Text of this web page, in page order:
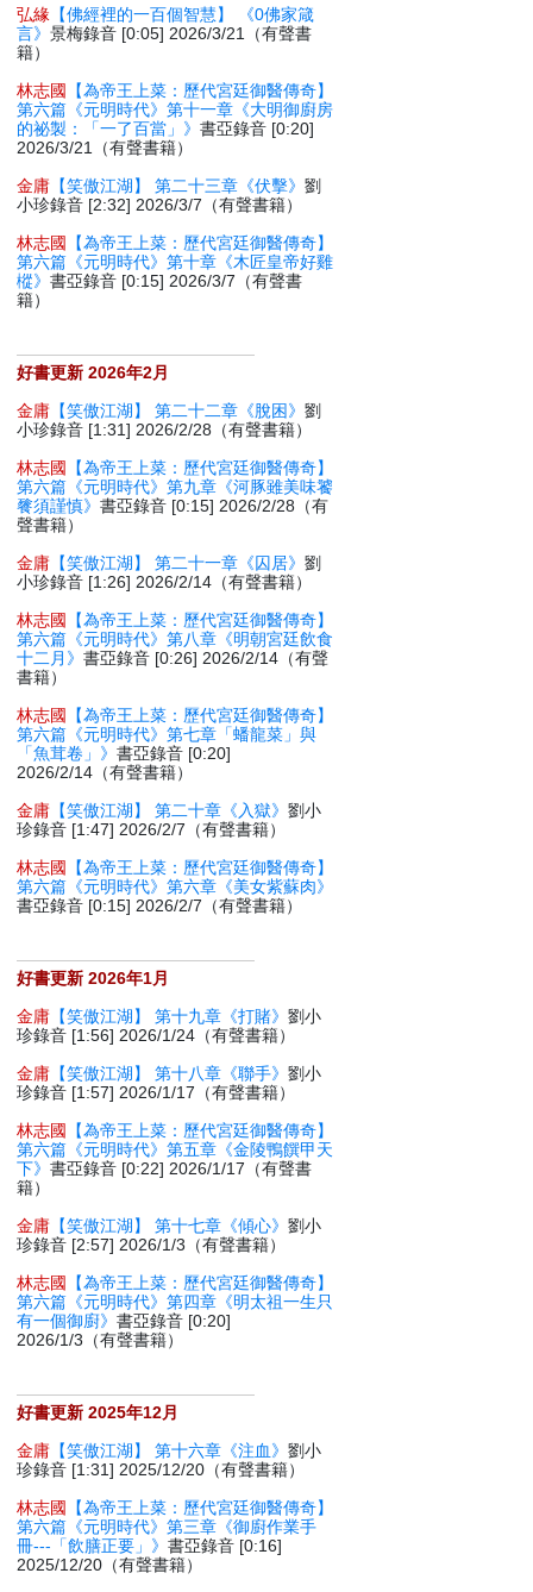
弘緣 【佛經裡的一百個智慧】 《0佛家箴
言》景梅錄音 [0:05] 2026/3/21（有聲書
籍）
林志國
【為帝王上菜：歷代宮廷御醫傳奇】
第六篇《元明時代》第十一章《大明御廚房
的祕製：「一了百當」》書亞錄音 [0:20]
2026/3/21（有聲書籍）
金庸 【笑傲江湖】 第二十三章《伏擊》劉
小珍錄音 [2:32] 2026/3/7（有聲書籍）
林志國
【為帝王上菜：歷代宮廷御醫傳奇】
第六篇《元明時代》第十章《木匠皇帝好雞
樅》書亞錄音 [0:15] 2026/3/7（有聲書
籍）
好書更新 2026年2月
金庸 【笑傲江湖】 第二十二章《脫困》劉
小珍錄音 [1:31] 2026/2/28（有聲書籍）
林志國
【為帝王上菜：歷代宮廷御醫傳奇】
第六篇《元明時代》第九章《河豚雖美味饕
餮須謹慎》書亞錄音 [0:15] 2026/2/28（有
聲書籍）
金庸 【笑傲江湖】 第二十一章《囚居》劉
小珍錄音 [1:26] 2026/2/14（有聲書籍）
林志國
【為帝王上菜：歷代宮廷御醫傳奇】
第六篇《元明時代》第八章《明朝宮廷飲食
十二月》書亞錄音 [0:26] 2026/2/14（有聲
書籍）
林志國
【為帝王上菜：歷代宮廷御醫傳奇】
第六篇《元明時代》第七章「蟠龍菜」與
「魚茸卷」》書亞錄音 [0:20]
2026/2/14（有聲書籍）
金庸 【笑傲江湖】 第二十章《入獄》劉小
珍錄音 [1:47] 2026/2/7（有聲書籍）
林志國
【為帝王上菜：歷代宮廷御醫傳奇】
第六篇《元明時代》第六章《美女紫蘇肉》
書亞錄音 [0:15] 2026/2/7（有聲書籍）
好書更新 2026年1月
金庸 【笑傲江湖】 第十九章《打賭》劉小
珍錄音 [1:56] 2026/1/24（有聲書籍）
金庸 【笑傲江湖】 第十八章《聯手》劉小
珍錄音 [1:57] 2026/1/17（有聲書籍）
林志國
【為帝王上菜：歷代宮廷御醫傳奇】
第六篇《元明時代》第五章《金陵鴨饌甲天
下》書亞錄音 [0:22] 2026/1/17（有聲書
籍）
金庸 【笑傲江湖】 第十七章《傾心》劉小
珍錄音 [2:57] 2026/1/3（有聲書籍）
林志國
【為帝王上菜：歷代宮廷御醫傳奇】
第六篇《元明時代》第四章《明太祖一生只
有一個御廚》書亞錄音 [0:20]
2026/1/3（有聲書籍）
好書更新 2025年12月
金庸 【笑傲江湖】 第十六章《注血》劉小
珍錄音 [1:31] 2025/12/20（有聲書籍）
林志國
【為帝王上菜：歷代宮廷御醫傳奇】
第六篇《元明時代》第三章《御廚作業手
冊---「飲膳正要」》書亞錄音 [0:16]
2025/12/20（有聲書籍）